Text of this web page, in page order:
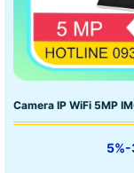
Camera IP WiFi 5MP
5%-